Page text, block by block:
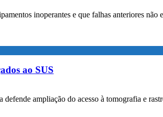
inoperantes e que falhas anteriores
ao SUS
ampliação do acesso à tomografia e